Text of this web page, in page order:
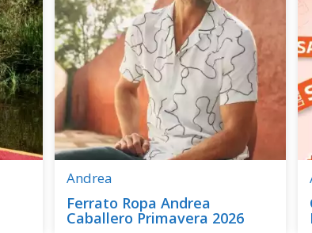
Andrea
Ferrato Ropa Andrea
Caballero Primavera 2026